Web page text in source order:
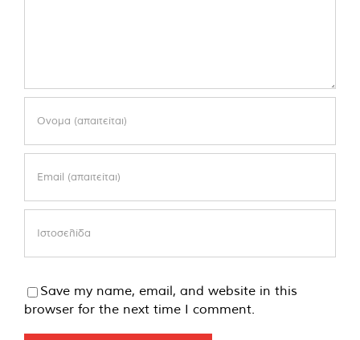
Save my name, email, and website in this
browser for the next time I comment.